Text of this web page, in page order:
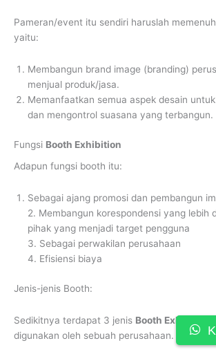
Pameran/event itu sendiri haruslah
yaitu:
Membangun brand image (branding)
menjual produk/jasa.
Memanfaatkan semua aspek desain
dan mengontrol suasana yang terbangun.
Fungsi Booth Exhibition
Adapun fungsi booth itu:
Sebagai ajang promosi dan pembangun
2. Membangun korespondensi yang lebih
pihak yang menjadi target pengguna
3. Sebagai perwakilan perusahaan
4. Efisiensi biaya
Jenis-jenis Booth:
Sedikitnya terdapat 3 jenis Booth Exhibition
digunakan oleh sebuah perusahaan.